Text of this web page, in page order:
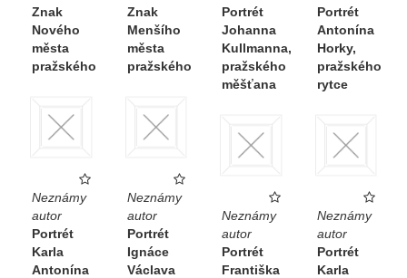
Znak
Nového
města
pražského
Znak
Menšího
města
pražského
Portrét
Johanna
Kullmanna,
pražského
měšťana
Portrét
Antonína
Horky,
pražského
rytce
Neznámy
autor
Portrét
Karla
Antonína
Neznámy
autor
Portrét
Ignáce
Václava
Neznámy
autor
Portrét
Františka
Neznámy
autor
Portrét
Karla